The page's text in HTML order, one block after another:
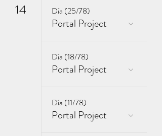
14 Día (25/78)
Portal Project
Día (18/78)
Portal Project
Día (11/78)
Portal Project